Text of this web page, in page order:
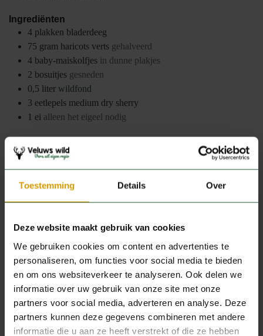
Toestemming Details Over
Deze website maakt gebruik van cookies
We gebruiken cookies om content en advertenties te
personaliseren, om functies voor social media te bieden
en om ons websiteverkeer te analyseren. Ook delen we
informatie over uw gebruik van onze site met onze
partners voor social media, adverteren en analyse. Deze
partners kunnen deze gegevens combineren met andere
informatie die u aan ze heeft verstrekt of die ze hebben
Ingrediënten
4 plakken bladerdeeg
75 gram haricots verts gehalveerd
4 baby-maiskolfjes in dunne plakjes
2 bosuitjes gesneden
0,5 liter wildfond
3 eetlepels medium dry sherry
1 ei alleen het eigeel nodig
Ontdooi de plakjes bladerdeeg en verwarm de oven voor op
220 graden.
Kook de haricots verts en de maisplakjes in 3 à 4 minuten
beetgaar en spoel ze koud.
3 lepels medium sherry aan de kook.
Voeg de haricots verts en mais toe en laat het geheel nog
twee minuten doorwarmen. Breng de soep op smaak met
zout en peper en verdeel over vier ovenvaste kommen.
Snijd de bosuitjes in stukjes van 4 centimeter en in de lengte
in flinterdunne reepjes en leg in het midden van elke kom
wat bosui.